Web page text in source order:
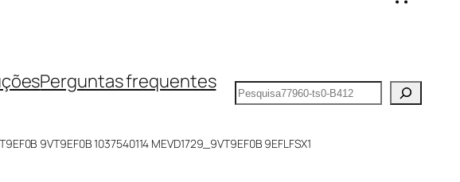
Perguntas frequentes
Pesquisar
9VT9EF0B 1037540114 MEVD1729_9VT9EF0B 9EFLFSX1